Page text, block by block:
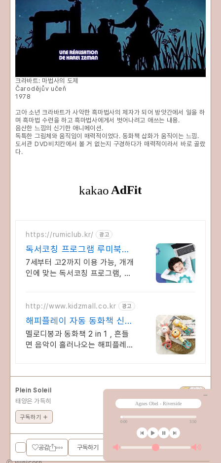
크라바트: 마법사의 도제
Čarodějův učeň
1978
고아 소년 크라바트가 사악한 흑마법사의 제자가 되어 방앗간에서 일을 하
며 흑마법 수련을 하고 흑마법사에게서 벗어나려고 애쓰는 내용.
음산한 느낌의 신기한 애니메이션.
독특한 그림체와 움직임이 매력적이었다. 동화책 삽화가 움직이는 느낌.
도서관 DVD비치칸에서 볼 거 없는지 구경하다가 매력적이라서 바로 골랐
다.
https://rumiclub.kr/ 광고
독서코칭 프로그램 루미북클
럽 새입시에 맞는 프로그램운
영!
7세부터 고2까지 이용 가능, 개개
인에 맞는 독서코칭 프로그램, 문
http://www.kidzmall.co.kr 광고
해피플레이 자동 동화책 신규
출시 기념 50% 할인
멜로디봉과 동화책 2 in 1 , 흔들
면 음악이 흘러나오는 해피플레이
Plein Soleil
태양은 가득히
구독하기
공감 구독하기